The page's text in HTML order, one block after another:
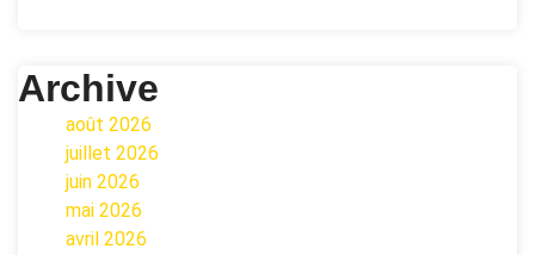
Archive
août 2026
juillet 2026
juin 2026
mai 2026
avril 2026